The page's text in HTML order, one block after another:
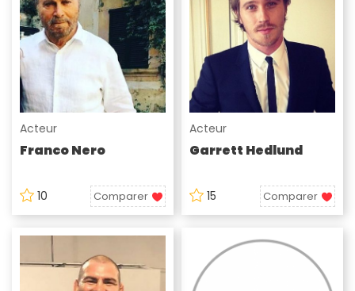
Acteur
Franco Nero
10 Comparer
Acteur
Garrett Hedlund
15 Comparer